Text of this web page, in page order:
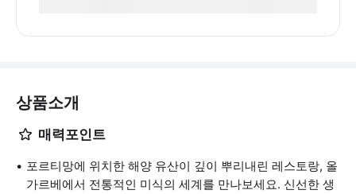
상품소개
매력포인트
포르티망에 위치한 해양 유산이 깊이 뿌리내린 레스토랑, 올
가르베에서 전통적인 미식의 세계를 만나보세요. 신선한 생